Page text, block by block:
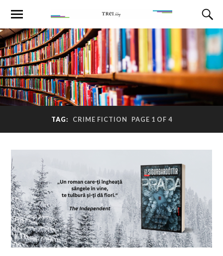
TAG: CRIME FICTION PAGE 1 OF 4